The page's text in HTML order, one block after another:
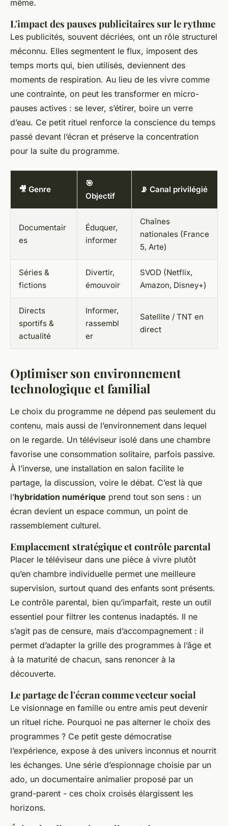
même.
L'impact des pauses publicitaires sur le rythme
Les publicités, souvent décriées, ont un rôle structurel
méconnu. Elles segmentent le flux, imposent des
temps morts qui, bien utilisés, deviennent des
moments de respiration. Au lieu de les vivre comme
une contrainte, on peut les transformer en micro-
pauses actives : se lever, s’étirer, boire un verre
d’eau. Ce petit rituel renforce la conscience du temps
passé devant l’écran et préserve la concentration
pour la suite du programme.
🎥 Genre
🎯
Objectif
📡 Canal privilégié
Documentair
es
Éduquer,
informer
Chaînes
nationales (France
5, Arte)
Séries &
fictions
Divertir,
émouvoir
SVOD (Netflix,
Amazon, Disney+)
Directs
sportifs &
actualité
Informer,
rassembl
er
Satellite / TNT en
direct
Optimiser son environnement
technologique et familial
Le choix du programme ne dépend pas seulement du
contenu, mais aussi de l’environnement dans lequel
on le regarde. Un téléviseur isolé dans une chambre
favorise une consommation solitaire, parfois passive.
À l’inverse, une installation en salon facilite le
partage, la discussion, voire le débat. C’est là que
l’hybridation numérique prend tout son sens : un
écran devient un espace commun, un point de
rassemblement culturel.
Emplacement stratégique et contrôle parental
Placer le téléviseur dans une pièce à vivre plutôt
qu’en chambre individuelle permet une meilleure
supervision, surtout quand des enfants sont présents.
Le contrôle parental, bien qu’imparfait, reste un outil
essentiel pour filtrer les contenus inadaptés. Il ne
s’agit pas de censure, mais d’accompagnement : il
permet d’adapter la grille des programmes à l’âge et
à la maturité de chacun, sans renoncer à la
découverte.
Le partage de l'écran comme vecteur social
Le visionnage en famille ou entre amis peut devenir
un rituel riche. Pourquoi ne pas alterner le choix des
programmes ? Ce petit geste démocratise
l’expérience, expose à des univers inconnus et nourrit
les échanges. Une série d’espionnage choisie par un
ado, un documentaire animalier proposé par un
grand-parent - ces choix croisés élargissent les
horizons.